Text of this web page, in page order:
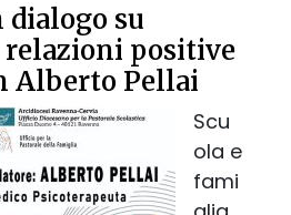
dialogo su
relazioni positive
Alberto Pellai
Scu
ola e
fami